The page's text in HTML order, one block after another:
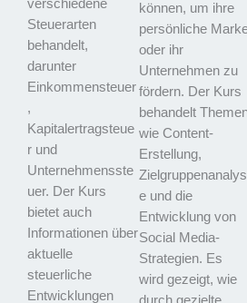
verschiedene
Steuerarten
behandelt,
darunter
Einkommensteuer
,
Kapitalertragsteue
r und
Unternehmensste
uer. Der Kurs
bietet auch
Informationen über
aktuelle
steuerliche
Entwicklungen
können, um ihre
persönliche
oder ihr
Unternehmen zu
fördern. Der Kurs
behandelt
wie Content-
Erstellung,
Zielgruppenanalys
e und die
Entwicklung von
Social Media-
Strategien. Es
wird gezeigt, wie
durch gezielte